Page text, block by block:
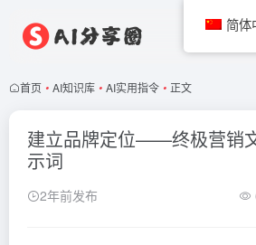
首页 • AI知识库 • AI实用指令 • 正文
建立品牌定位——终极营销
示词
2年前发布
简体